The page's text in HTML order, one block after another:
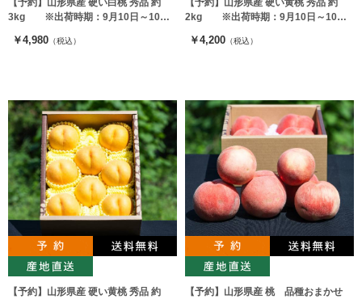
【予約】山形県産 硬い白桃 秀品 約
3kg ※出荷時期：9月10日～10月
￥4,980 （税込）
【予約】山形県産 硬い黄桃 秀品 約
2kg ※出荷時期：9月10日～10月
￥4,200 （税込）
【予約】山形県産 硬い黄桃 秀品 約
【予約】山形県産 桃 品種おまかせ